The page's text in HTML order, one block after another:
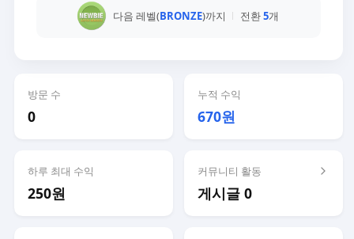
다음 레벨(BRONZE)까지 전환5개
방문 수
0
누적 수익
670원
하루 최대 수익
250원
커뮤니티 활동
게시글 0